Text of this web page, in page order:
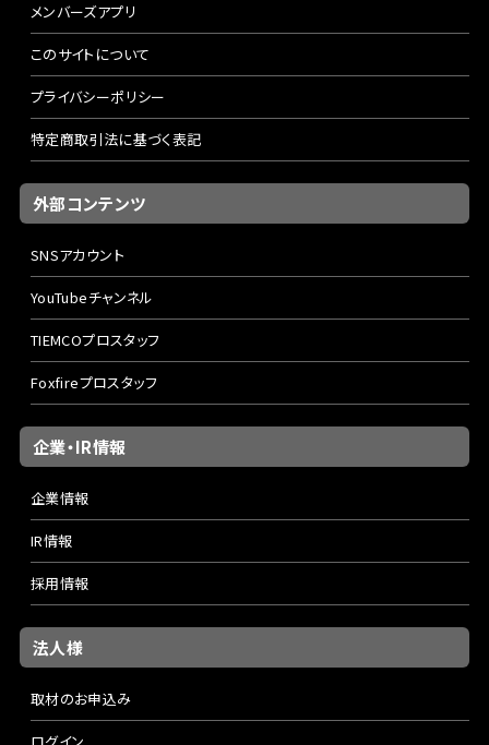
メンバーズアプリ
このサイトについて
プライバシーポリシー
特定商取引法に基づく表記
外部コンテンツ
SNSアカウント
YouTubeチャンネル
TIEMCOプロスタッフ
Foxfireプロスタッフ
企業・IR情報
企業情報
IR情報
採用情報
法人様
取材のお申込み